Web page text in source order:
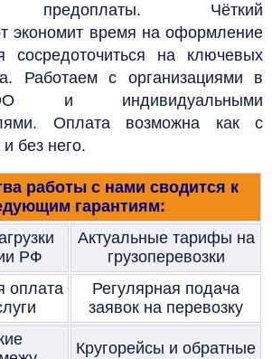
предоплаты. Чёткий
экономит время на оформление
сосредоточиться на ключевых
Работаем с организациями в
и индивидуальными
Оплата возможна как с
без него.
работы с нами сводится к
гарантиям:
РФ
Актуальные тарифы на
грузоперевозки
оплата
Регулярная подача
заявок на перевозку
Кругорейсы и обратные